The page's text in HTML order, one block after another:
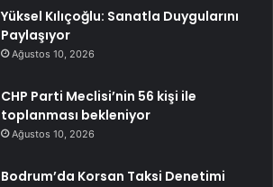
Yüksel Kılıçoğlu: Sanatla Duygularını
Paylaşıyor
Ağustos 10, 2026
CHP Parti Meclisi’nin 56 kişi ile
toplanması bekleniyor
Ağustos 10, 2026
Bodrum’da Korsan Taksi Denetimi